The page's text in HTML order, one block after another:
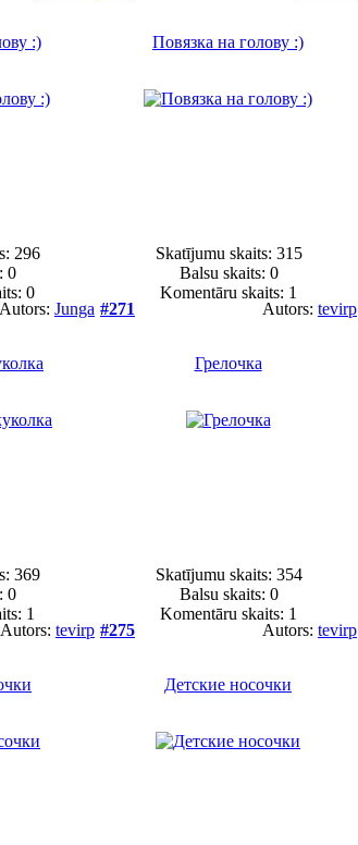
:)
296
0
0
Повязка на голову :)
Skatījumu skaits: 315
Balsu skaits: 0
Komentāru skaits: 1
Autors: Junga
369
0
1
#271 Autors: tevirp
Грелочка
Skatījumu skaits: 354
Balsu skaits: 0
Komentāru skaits: 1
Autors: tevirp #275 Autors: tevirp
Детские носочки